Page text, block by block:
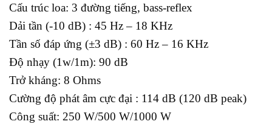
Cấu trúc loa: 3 đường tiếng, bass-reflex
Dải tần (-10 dB) : 45 Hz – 18 KHz
Tần số đáp ứng (±3 dB) : 60 Hz – 16 KHz
Độ nhạy (1w/1m): 90 dB
Trở kháng: 8 Ohms
Cường độ phát âm cực đại : 114 dB (120 dB peak)
Công suất: 250 W/500 W/1000 W